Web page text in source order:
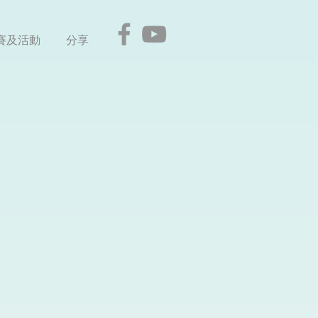
及活動 分享